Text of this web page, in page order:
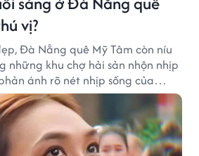
vị?
Đà Nẵng quê Mỹ Tâm còn níu
những khu chợ hải sản nhộn nhịp
ánh rõ nét nhịp sống của